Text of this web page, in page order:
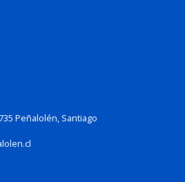
Peñalolén, Santiago